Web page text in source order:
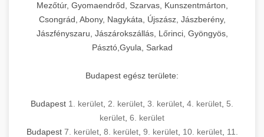
Mezőtúr, Gyomaendrőd, Szarvas, Kunszentmárton,
Csongrád, Abony, Nagykáta, Újszász, Jászberény,
Jászfényszaru, Jászárokszállás, Lőrinci, Gyöngyös,
Pásztó,Gyula, Sarkad
Budapest egész területe:
Budapest 1. kerület 2. kerület 3. kerület 4. kerület 5.
kerület 6. kerület
Budapest 7. kerület, 8. kerület, 9. kerület, 10. kerület, 11.